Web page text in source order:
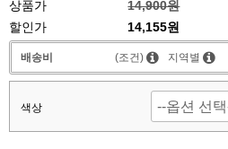
상품가
14,900원
할인가
14,155원
배송비 (조건) 지역별
색상